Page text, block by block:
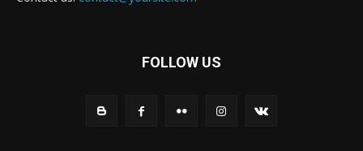
FOLLOW US